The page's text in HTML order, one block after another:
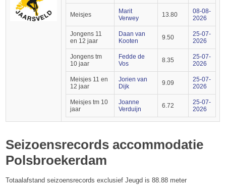
Meisjes
Marit
Verwey
13.80
08-08-
2026
Jongens 11
en 12 jaar
Daan van
Kooten
9.50
25-07-
2026
Jongens tm
10 jaar
Fedde de
Vos
8.35
25-07-
2026
Meisjes 11 en
12 jaar
Jorien van
Dijk
9.09
25-07-
2026
Meisjes tm 10
jaar
Joanne
Verduijn
6.72
25-07-
2026
Seizoensrecords accommodatie
Polsbroekerdam
Totaalafstand seizoensrecords exclusief Jeugd is 88.88 meter